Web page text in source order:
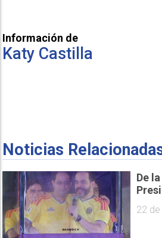
Información de
Katy Castilla
Noticias
De
22